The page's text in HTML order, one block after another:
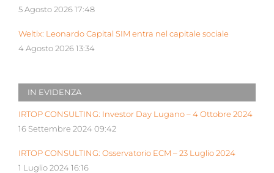
5 Agosto 2026 17:48
Weltix: Leonardo Capital SIM entra nel capitale sociale
4 Agosto 2026 13:34
IN EVIDENZA
IRTOP CONSULTING: Investor Day Lugano – 4 Ottobre 2024
16 Settembre 2024 09:42
IRTOP CONSULTING: Osservatorio ECM – 23 Luglio 2024
1 Luglio 2024 16:16